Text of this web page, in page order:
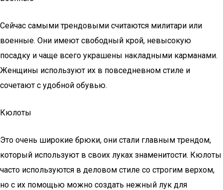
Сейчас самыми трендовыми считаются милитари или
военные. Они имеют свободный крой, невысокую
посадку и чаще всего украшены накладными карманами.
Женщины используют их в повседневном стиле и
сочетают с удобной обувью.
Кюлоты
Это очень широкие брюки, они стали главным трендом,
который используют в своих луках знаменитости. Кюлоты
часто используются в деловом стиле со строгим верхом,
но с их помощью можно создать нежный лук для